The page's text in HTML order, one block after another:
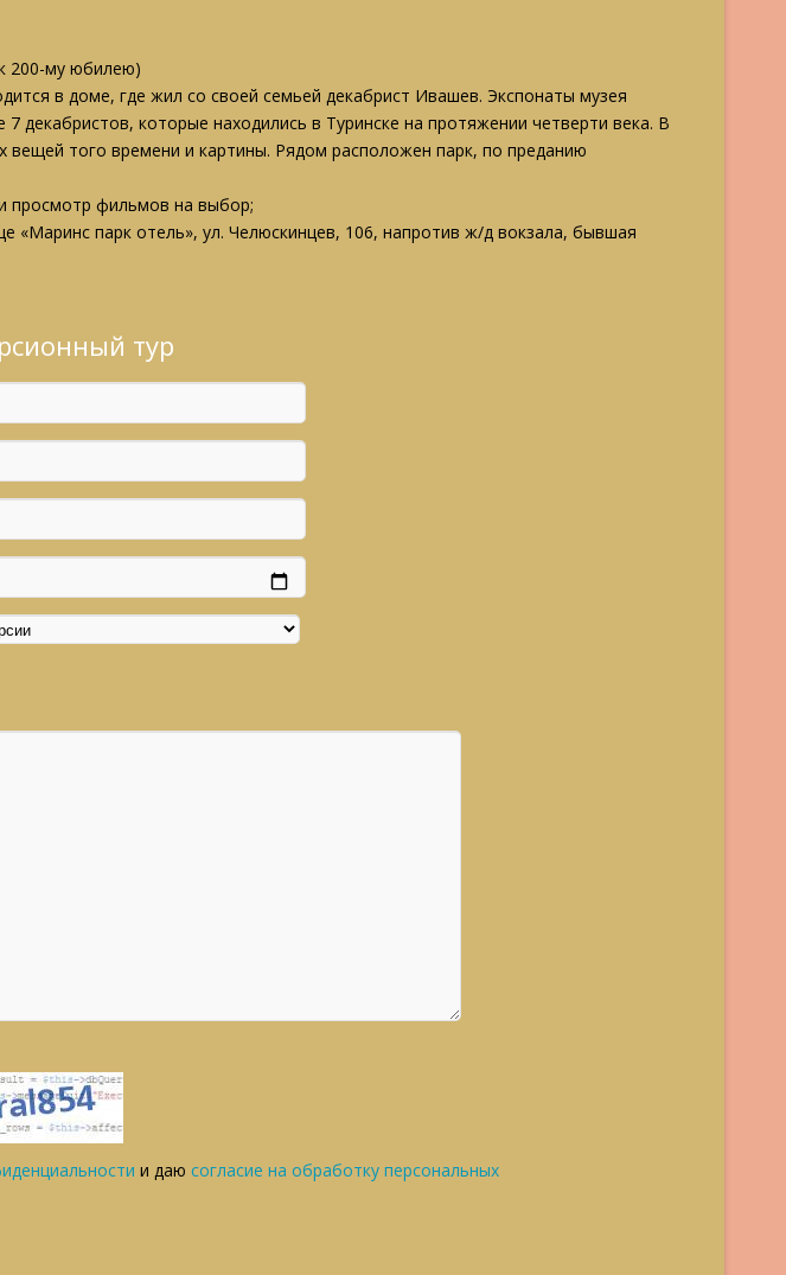
200-му юбилею)
в доме, где жил со своей семьей декабрист Ивашев. Экспонаты музея
декабристов, которые находились в Туринске на протяжении четверти века. В
вещей того времени и картины. Рядом расположен парк, по преданию
просмотр фильмов на выбор;
«Маринс парк отель», ул. Челюскинцев, 106, напротив ж/д вокзала, бывшая
тур
и даюсогласие на обработку персональных